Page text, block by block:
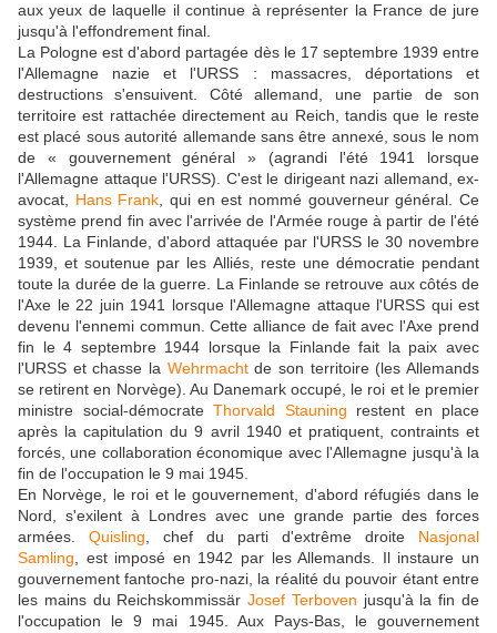
aux yeux de laquelle il continue à représenter la France de jure
jusqu'à l'effondrement final.
La Pologne est d'abord partagée dès le 17 septembre 1939 entre
l'Allemagne nazie et l'URSS : massacres, déportations et
destructions s'ensuivent. Côté allemand, une partie de son
territoire est rattachée directement au Reich, tandis que le reste
est placé sous autorité allemande sans être annexé, sous le nom
de « gouvernement général » (agrandi l'été 1941 lorsque
l'Allemagne attaque l'URSS). C'est le dirigeant nazi allemand, ex-
avocat, Hans Frank, qui en est nommé gouverneur général. Ce
système prend fin avec l'arrivée de l'Armée rouge à partir de l'été
1944. La Finlande, d'abord attaquée par l'URSS le 30 novembre
1939, et soutenue par les Alliés, reste une démocratie pendant
toute la durée de la guerre. La Finlande se retrouve aux côtés de
l'Axe le 22 juin 1941 lorsque l'Allemagne attaque l'URSS qui est
devenu l'ennemi commun. Cette alliance de fait avec l'Axe prend
fin le 4 septembre 1944 lorsque la Finlande fait la paix avec
l'URSS et chasse la Wehrmachtde son territoire (les Allemands
se retirent en Norvège). Au Danemark occupé, le roi et le premier
ministre social-démocrate Thorvald Stauning restent en place
après la capitulation du 9 avril 1940 et pratiquent, contraints et
forcés, une collaboration économique avec l'Allemagne jusqu'à la
fin de l'occupation le 9 mai 1945.
En Norvège, le roi et le gouvernement, d'abord réfugiés dans le
Nord, s'exilent à Londres avec une grande partie des forces
armées. Quisling, chef du parti d'extrême droite Nasjonal
Samling, est imposé en 1942 par les Allemands. Il instaure un
gouvernement fantoche pro-nazi, la réalité du pouvoir étant entre
les mains du ReichskommissärJosef Terboven jusqu'à la fin de
l'occupation le 9 mai 1945. Aux Pays-Bas, le gouvernement